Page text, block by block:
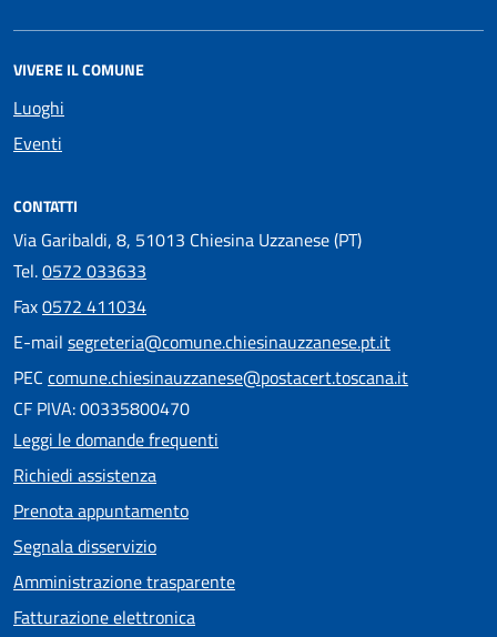
VIVERE IL COMUNE
Luoghi
Eventi
CONTATTI
Via Garibaldi, 8, 51013 Chiesina Uzzanese (PT)
Tel.0572 033633
Fax0572 411034
E-mail segreteria@comune.chiesinauzzanese.pt.it
PEC comune.chiesinauzzanese@postacert.toscana.it
CF PIVA: 00335800470
Leggi le domande frequenti
Richiedi assistenza
Prenota appuntamento
Segnala disservizio
Amministrazione trasparente
Fatturazione elettronica